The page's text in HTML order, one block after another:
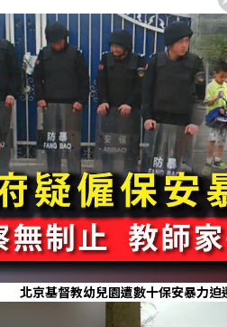
北京基督教幼兒園遭數十保安暴力迫